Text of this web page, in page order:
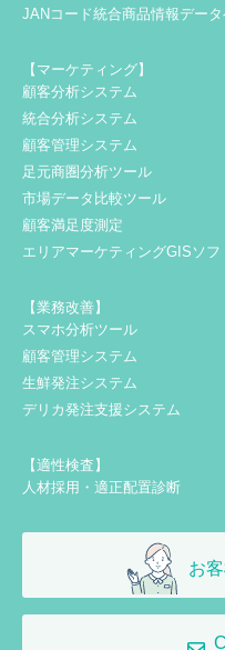
JANコード統合商品情報デー
【マーケティング】
顧客分析システム
統合分析システム
顧客管理システム
足元商圏分析ツール
市場データ比較ツール
顧客満足度測定
エリアマーケティングGISソフ
【業務改善】
スマホ分析ツール
顧客管理システム
生鮮発注システム
デリカ発注支援システム
【適性検査】
人材採用・適正配置診断
お